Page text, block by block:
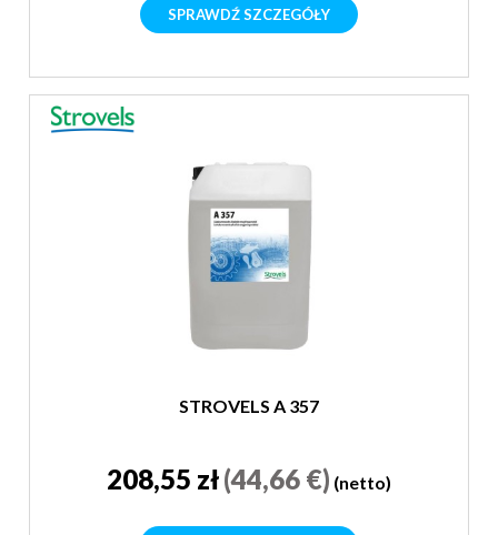
SPRAWDŹ SZCZEGÓŁY
STROVELS A 357
208,55 zł(44,66 €) (netto)